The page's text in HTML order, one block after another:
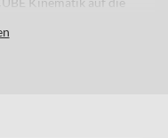
dich die legendäre XT